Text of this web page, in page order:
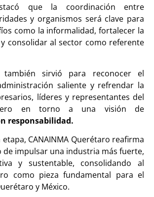
que la coordinación entre
y organismos será clave para
como la informalidad, fortalecer la
consolidar al sector como referente
también sirvió para reconocer el
saliente y refrendar la
líderes y representantes del
en torno a una visión de
responsabilidad.
etapa, CANAINMA Querétaro reafirma
impulsar una industria más fuerte,
y sustentable, consolidando al
como pieza fundamental para el
y México.